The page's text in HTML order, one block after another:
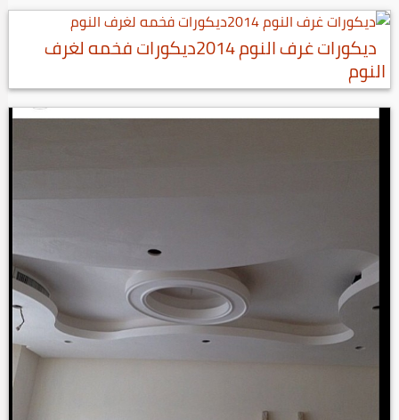
ديكورات غرف النوم 2014ديكورات فخمه لغرف
النوم